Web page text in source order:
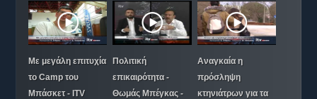
Με μεγάλη επιτυχία
το Camp του
Μπάσκετ - ITV
Πολιτική
επικαιρότητα -
Θωμάς Μπέγκας -
Αναγκαία η
πρόσληψη
κτηνιάτρων για τα